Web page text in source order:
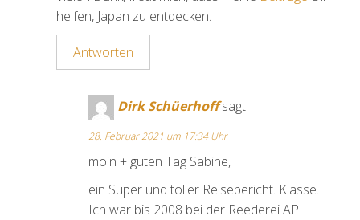
helfen, Japan zu entdecken.
Antworten
Dirk Schüerhoff sagt:
28. Februar 2021 um 17:34 Uhr
moin + guten Tag Sabine,
ein Super und toller Reisebericht. Klasse.
Ich war bis 2008 bei der Reederei APL